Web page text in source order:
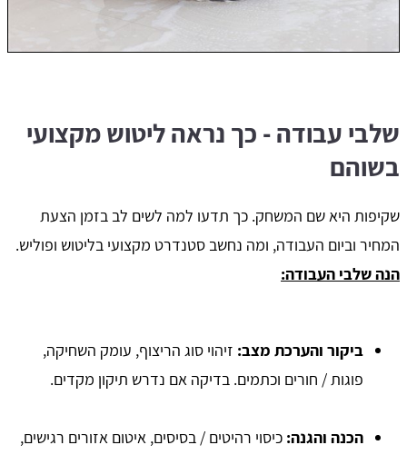
שלבי עבודה - כך נראה ליטוש מקצועי
בשוהם
שקיפות היא שם המשחק. כך תדעו למה לשים לב בזמן הצעת
המחיר וביום העבודה, ומה נחשב סטנדרט מקצועי בליטוש ופוליש.
הנה שלבי העבודה:
ביקור והערכת מצב: זיהוי סוג הריצוף, עומק השחיקה,
פוגות / חורים וכתמים. בדיקה אם נדרש תיקון מקדים.
הכנה והגנה: כיסוי רהיטים / בסיסים, איטום אזורים רגישים,